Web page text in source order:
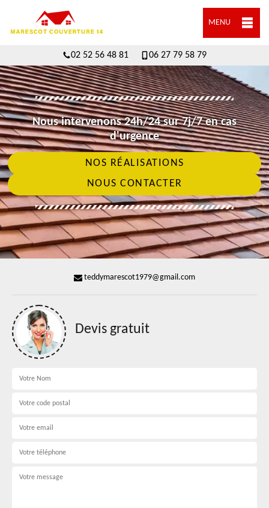
MENU
02 52 56 48 81 06 27 79 58 79
Nous intervenons 24h/24 sur 7j/7 en cas
d'urgence
NOS RÉALISATIONS
NOUS CONTACTER
teddymarescot1979@gmail.com
Devis gratuit